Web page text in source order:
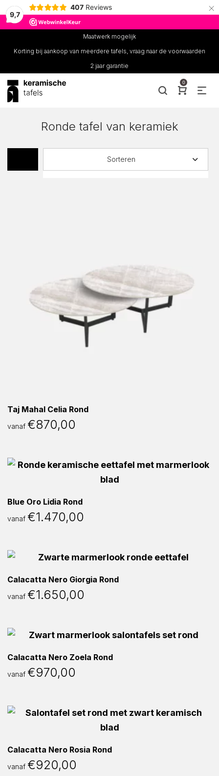
9,7
407 Reviews ×
Maatwerk mogelijk
Korting bij aankoop van meerdere tafels, vraag naar de voorwaarden
2 jaar garantie
0
Ronde tafel van keramiek
Sorteren
Taj Mahal Celia Rond
vanaf €870,00
Blue Oro Lidia Rond
vanaf €1.470,00
Calacatta Nero Giorgia Rond
vanaf €1.650,00
Calacatta Nero Zoela Rond
vanaf €970,00
Calacatta Nero Rosia Rond
vanaf €920,00